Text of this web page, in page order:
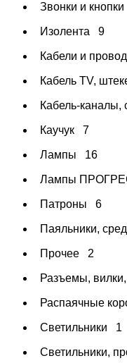
Звонки и кнопки
Изолента 9
Кабели и
Кабель TV,
Кабель-каналы,
Каучук 7
Лампы 16
Лампы
Патроны 6
Паяльники,
Прочее 2
Разъемы,
Распаячные
Светильники 1
Светильники,